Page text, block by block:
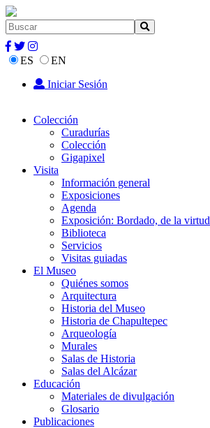
ES
EN
Iniciar Sesión
Colección
Curadurías
Colección
Gigapixel
Visita
Información general
Exposiciones
Agenda
Exposición: Bordado, de la virtud
Biblioteca
Servicios
Visitas guiadas
El Museo
Quiénes somos
Arquitectura
Historia del Museo
Historia de Chapultepec
Arqueología
Murales
Salas de Historia
Salas del Alcázar
Educación
Materiales de divulgación
Glosario
Publicaciones